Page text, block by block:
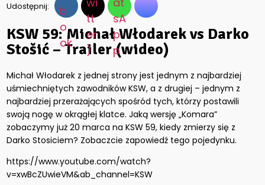
Udostępnij:
KSW 59: Michał Włodarek vs Darko
Stošić – Trailer (wideo)
Michał Włodarek z jednej strony jest jednym z najbardziej
uśmiechniętych zawodników KSW, a z drugiej – jednym z
najbardziej przerażających spośród tych, którzy postawili
swoją nogę w okrągłej klatce. Jaką wersję „Komara”
zobaczymy już 20 marca na KSW 59, kiedy zmierzy się z
Darko Stosiciem? Zobaczcie zapowiedź tego pojedynku.
https://www.youtube.com/watch?
v=xwBcZUwieVM&ab_channel=KSW